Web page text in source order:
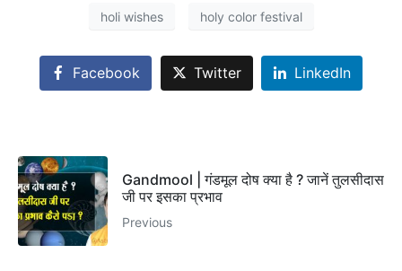
holi wishes holy color festival
Facebook Twitter LinkedIn
Gandmool | गंडमूल दोष क्या है ? जानें तुलसीदास
जी पर इसका प्रभाव
Previous